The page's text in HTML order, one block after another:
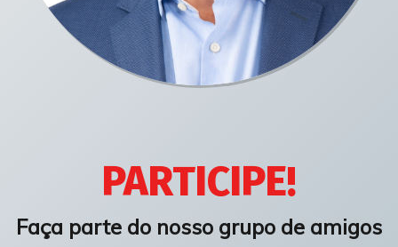
PARTICIPE!
Faça parte do nosso grupo de amigos